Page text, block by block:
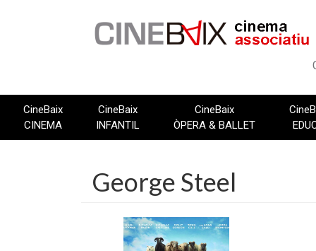
CineBaix
CINEMA
CineBaix
INFANTIL
CineBaix
ÒPERA & BALLET
George Steel